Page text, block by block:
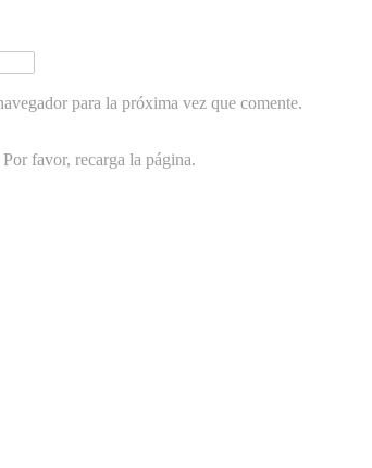
para la próxima vez que comente.
favor, recarga la página.